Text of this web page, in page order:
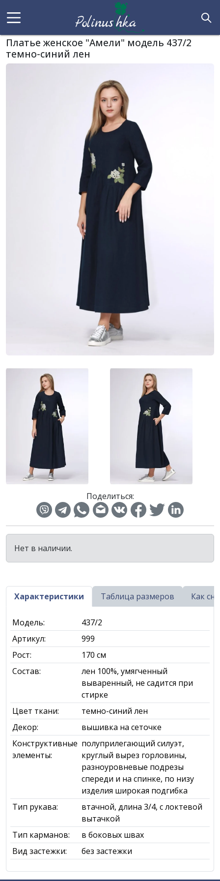
Платье женское "Амели" модель 437/2
темно-синий лен
Поделиться:
Нет в наличии.
Характеристики Таблица размеров Как
Модель:
437/2
Артикул:
999
Рост:
170 см
Состав:
лен 100%, умягченный
вываренный, не садится при
стирке
Цвет ткани:
темно-синий лен
Декор:
вышивка на сеточке
Конструктивные
элементы:
полуприлегающий силуэт,
круглый вырез горловины,
разноуровневые подрезы
спереди и на спинке, по низу
изделия широкая подгибка
Тип рукава:
втачной, длина 3/4, с локтевой
вытачкой
Тип карманов:
в боковых швах
Вид застежки:
без застежки